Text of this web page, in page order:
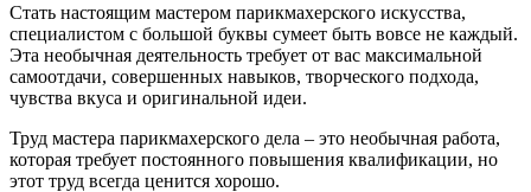
Стать настоящим мастером парикмахерского искусства,
специалистом с большой буквы сумеет быть вовсе не каждый.
Эта необычная деятельность требует от вас максимальной
самоотдачи, совершенных навыков, творческого подхода,
чувства вкуса и оригинальной идеи.
Труд мастера парикмахерского дела – это необычная работа,
которая требует постоянного повышения квалификации, но
этот труд всегда ценится хорошо.